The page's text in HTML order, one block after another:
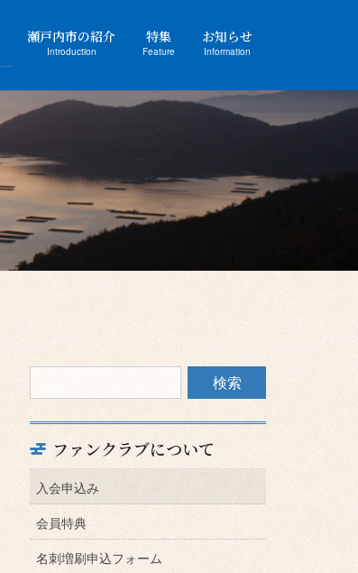
瀬戸内市の紹介
Introduction
特集
Feature
お知らせ
Information
ファンクラブについて
入会申込み
会員特典
名刺増刷申込フォーム